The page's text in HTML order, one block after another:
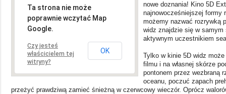
Ta strona nie może
poprawnie wczytać Map
Google.
Czy jesteś
właścicielem tej
witryny?
OK
nowe doznania! Kino 5D
najnowocześniejszej formy
możemy nazwać rozrywką
widz znajdzie się w
aktywnym uczestnikiem
Tylko w kinie 5D widz
filmu i na własnej skórze
pontonem przez wezbraną
oceanu, poczuć zapach
przeżyć prawdziwą zamieć śnieżną w czerwcowy wieczór. Oprócz